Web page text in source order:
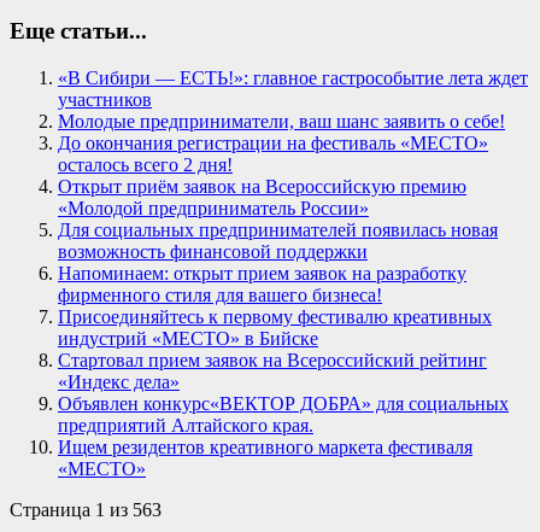
Еще статьи...
«В Сибири — ЕСТЬ!»: главное гастрособытие лета ждет
участников
Молодые предприниматели, ваш шанс заявить о себе!
До окончания регистрации на фестиваль «МЕСТО»
осталось всего 2 дня!
Открыт приём заявок на Всероссийскую премию
«Молодой предприниматель России»
Для социальных предпринимателей появилась новая
возможность финансовой поддержки
Напоминаем: открыт прием заявок на разработку
фирменного стиля для вашего бизнеса!
Присоединяйтесь к первому фестивалю креативных
индустрий «МЕСТО» в Бийске
Стартовал прием заявок на Всероссийский рейтинг
«Индекс дела»
Объявлен конкурс«ВЕКТОР ДОБРА» для социальных
предприятий Алтайского края.
Ищем резидентов креативного маркета фестиваля
«МЕСТО»
Страница 1 из 563